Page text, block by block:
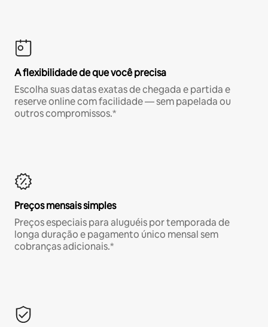
A flexibilidade de que você precisa
Escolha suas datas exatas de chegada e partida e
reserve online com facilidade — sem papelada ou
outros compromissos.*
Preços mensais simples
Preços especiais para aluguéis por temporada de
longa duração e pagamento único mensal sem
cobranças adicionais.*